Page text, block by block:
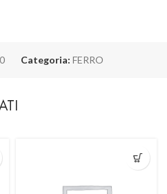
Categoria: FERRO